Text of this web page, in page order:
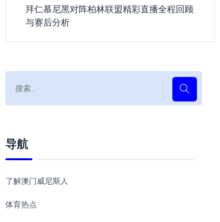
拜仁慕尼黑对阵柏林联盟精彩直播全程回顾
与赛后分析
导航
了解澳门威尼斯人
体育热点